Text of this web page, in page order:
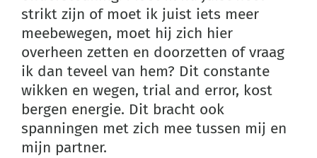
strikt zijn of moet ik juist iets meer
meebewegen, moet hij zich hier
overheen zetten en doorzetten of vraag
ik dan teveel van hem? Dit constante
wikken en wegen, trial and error, kost
bergen energie. Dit bracht ook
spanningen met zich mee tussen mij en
mijn partner.